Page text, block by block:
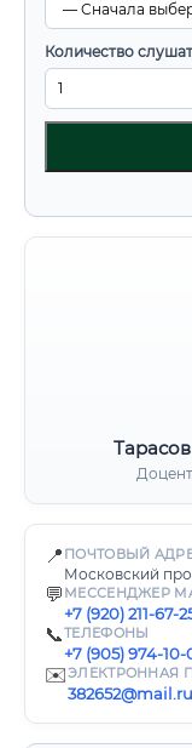
Количество
📍 ПОЧТОВЫЙ
Московский
💬 МЕССЕНДЖЕР
+7 (920) 211-67-
📞ТЕЛЕФОНЫ
+7 (905) 974-
✉️ЭЛЕКТРОННАЯ
382652@mail.ru